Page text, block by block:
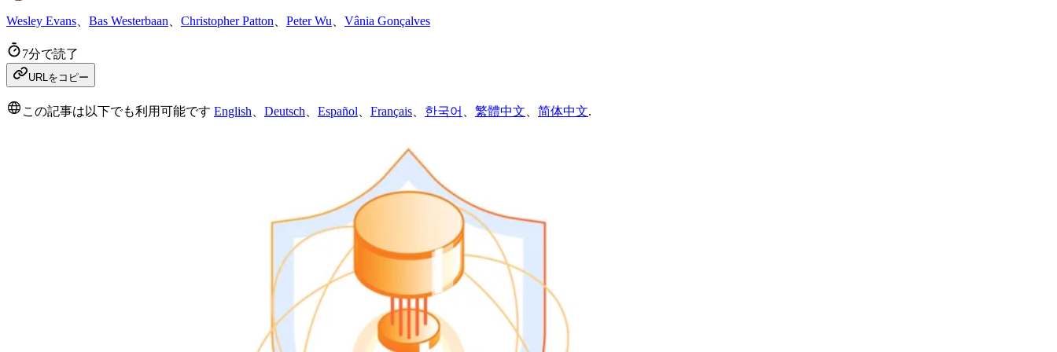
Wesley Evans Bas Westerbaan Christopher Patton Peter Wu Vânia Gonçalves
7分で読了
URLをコピー
この記事は以下でも利用可能です English Deutsch Español Français 한국어 繁體中文 简体中文.